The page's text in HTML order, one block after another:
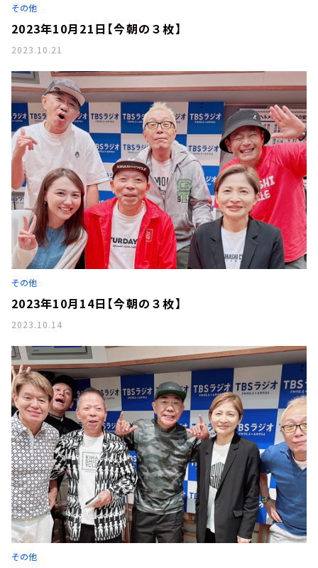
その他
2023年10月21日【今朝の３枚】
2023.10.21
その他
2023年10月14日【今朝の３枚】
2023.10.14
その他